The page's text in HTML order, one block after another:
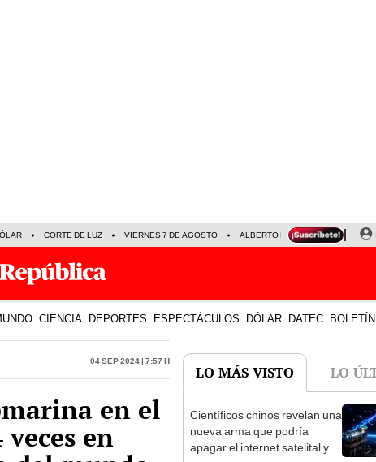
CIENCIA DEPORTES ESPECTÁCULOS DÓLAR DATEC BOLETÍN
04 Sep 2024 | 7:57 h
en el
en
mundo
LO MÁS VISTO
Científicos chinos revelan una
nueva arma que podría
apagar el internet satelital y
afectar redes como Starlink